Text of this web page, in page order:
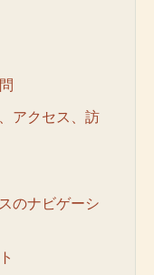
アクセス、訪
のナビゲーシ